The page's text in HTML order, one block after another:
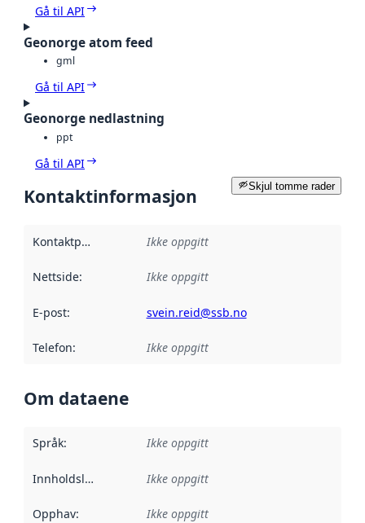
Gå til API
Geonorge atom feed
gml
Gå til API
Geonorge nedlastning
ppt
Gå til API
Skjul tomme rader
Kontaktinformasjon
Kontaktpunkt Ikke oppgitt
Nettside: Ikke oppgitt
E-post: svein.reid@ssb.no
Telefon: Ikke oppgitt
Om dataene
Språk: Ikke oppgitt
Innholdsleverandører :
Ikke oppgitt
Opphav: Ikke oppgitt